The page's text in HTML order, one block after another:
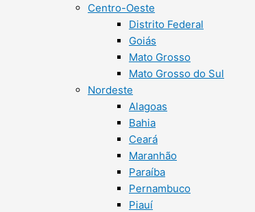
Centro-Oeste
Distrito Federal
Goiás
Mato Grosso
Mato Grosso do Sul
Nordeste
Alagoas
Bahia
Ceará
Maranhão
Paraíba
Pernambuco
Piauí